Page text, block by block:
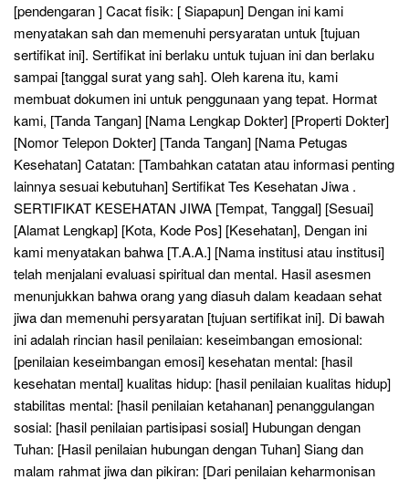
[pendengaran ] Cacat fisik: [ Siapapun] Dengan ini kami
menyatakan sah dan memenuhi persyaratan untuk [tujuan
sertifikat ini]. Sertifikat ini berlaku untuk tujuan ini dan berlaku
sampai [tanggal surat yang sah]. Oleh karena itu, kami
membuat dokumen ini untuk penggunaan yang tepat. Hormat
kami, [Tanda Tangan] [Nama Lengkap Dokter] [Properti Dokter]
[Nomor Telepon Dokter] [Tanda Tangan] [Nama Petugas
Kesehatan] Catatan: [Tambahkan catatan atau informasi penting
lainnya sesuai kebutuhan] Sertifikat Tes Kesehatan Jiwa .
SERTIFIKAT KESEHATAN JIWA [Tempat, Tanggal] [Sesuai]
[Alamat Lengkap] [Kota, Kode Pos] [Kesehatan], Dengan ini
kami menyatakan bahwa [T.A.A.] [Nama institusi atau institusi]
telah menjalani evaluasi spiritual dan mental. Hasil asesmen
menunjukkan bahwa orang yang diasuh dalam keadaan sehat
jiwa dan memenuhi persyaratan [tujuan sertifikat ini]. Di bawah
ini adalah rincian hasil penilaian: keseimbangan emosional:
[penilaian keseimbangan emosi] kesehatan mental: [hasil
kesehatan mental] kualitas hidup: [hasil penilaian kualitas hidup]
stabilitas mental: [hasil penilaian ketahanan] penanggulangan
sosial: [hasil penilaian partisipasi sosial] Hubungan dengan
Tuhan: [Hasil penilaian hubungan dengan Tuhan] Siang dan
malam rahmat jiwa dan pikiran: [Dari penilaian keharmonisan